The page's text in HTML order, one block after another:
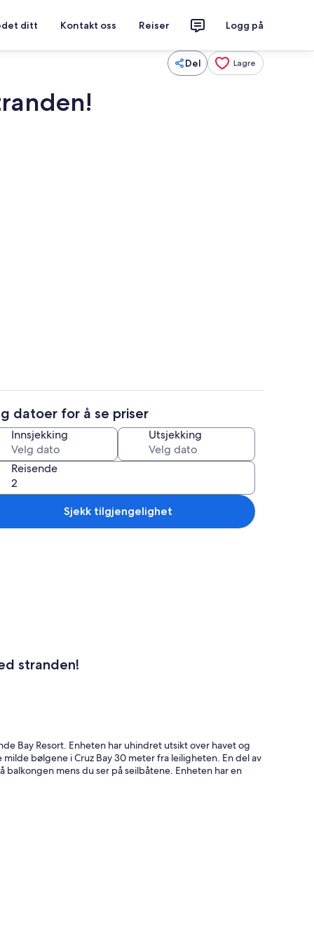
ditt Kontakt oss Reiser Logg på
Del Lagre
spiller og stereoanlegg
datoer for å se priser
Innsjekking Utsjekking
Reisende
Sjekk tilgjengelighet
stranden!
Bay Resort. Enheten har uhindret utsikt over havet og
bølgene i Cruz Bay 30 meter fra leiligheten. En del av
mens du ser på seilbåtene. Enheten har en
stål. Det er en king size seng i master med eget bad i
en ved havet og en utenfor master suite vendt mot
kommer med to soverom og Master ett soverom
inkludert badehåndklær tilbys. I tillegg er iPod-
din bruk.
og fergekaia. Når du ankommer fergen, ligger Grande